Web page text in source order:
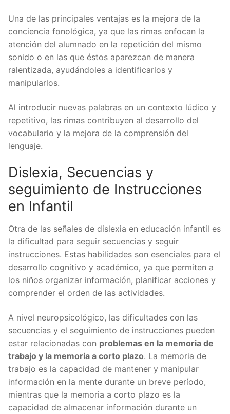
Una de las principales ventajas es la mejora de la
conciencia fonológica, ya que las rimas enfocan la
atención del alumnado en la repetición del mismo
sonido o en las que éstos aparezcan de manera
ralentizada, ayudándoles a identificarlos y
manipularlos.
Al introducir nuevas palabras en un contexto lúdico y
repetitivo, las rimas contribuyen al desarrollo del
vocabulario y la mejora de la comprensión del
lenguaje.
Dislexia, Secuencias y
seguimiento de Instrucciones
en Infantil
Otra de las señales de dislexia en educación infantil es
la dificultad para seguir secuencias y seguir
instrucciones. Estas habilidades son esenciales para el
desarrollo cognitivo y académico, ya que permiten a
los niños organizar información, planificar acciones y
comprender el orden de las actividades.
A nivel neuropsicológico, las dificultades con las
secuencias y el seguimiento de instrucciones pueden
estar relacionadas con problemas en la memoria de
trabajo y la memoria a corto plazo. La memoria de
trabajo es la capacidad de mantener y manipular
información en la mente durante un breve período,
mientras que la memoria a corto plazo es la
capacidad de almacenar información durante un